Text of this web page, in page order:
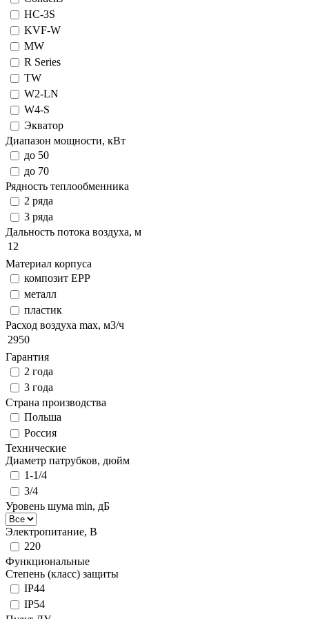
HC-3S
KVF-W
MW
R Series
TW
W2-LN
W4-S
Экватор
Диапазон мощности, кВт
до 50
до 70
Рядность теплообменника
2 ряда
3 ряда
Дальность потока воздуха, м
12
Материал корпуса
композит EPP
металл
пластик
Расход воздуха max, м3/ч
2950
Гарантия
2 года
3 года
Страна производства
Польша
Россия
Технические
Диаметр патрубков, дюйм
1-1/4
3/4
Уровень шума min, дБ
Электропитание, В
220
Функциональные
Степень (класс) защиты
IP44
IP54